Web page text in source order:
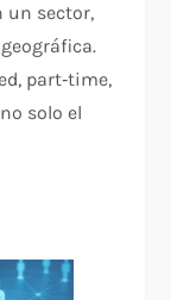
un sector,
part‑time,
solo el